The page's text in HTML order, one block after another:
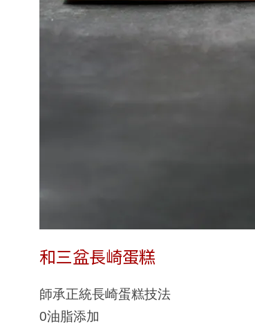
和三盆長崎蛋糕
師承正統長崎蛋糕技法
0油脂添加